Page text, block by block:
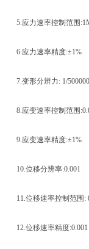
5.应力速率控制范围
6.应力速率精度:±1%
7.变形分辨力: 1/
8.应变速率控制范围
9.应变速率精度:±1%
10.位移分辨率:0.001
11.位移速率控制范围:
12.位移速率精度:0.001